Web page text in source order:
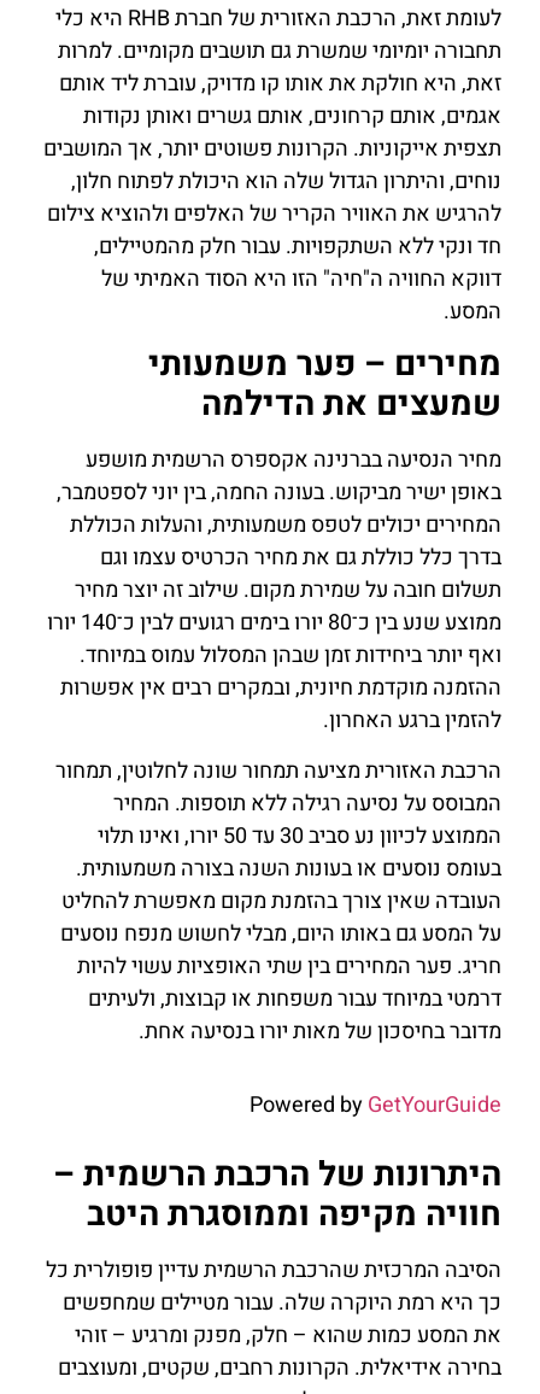
לעומת זאת, הרכבת האזורית של חברת RHB היא כלי
תחבורה יומיומי שמשרת גם תושבים מקומיים. למרות
זאת, היא חולקת את אותו קו מדויק, עוברת ליד אותם
אגמים, אותם קרחונים, אותם גשרים ואותן נקודות
תצפית אייקוניות. הקרונות פשוטים יותר, אך המושבים
נוחים, והיתרון הגדול שלה הוא היכולת לפתוח חלון,
להרגיש את האוויר הקריר של האלפים ולהוציא צילום
חד ונקי ללא השתקפויות. עבור חלק מהמטיילים,
דווקא החוויה ה"חיה" הזו היא הסוד האמיתי של
המסע.
מחירים – פער משמעותי
שמעצים את הדילמה
מחיר הנסיעה בברנינה אקספרס הרשמית מושפע
באופן ישיר מביקוש. בעונה החמה, בין יוני לספטמבר,
המחירים יכולים לטפס משמעותית, והעלות הכוללת
בדרך כלל כוללת גם את מחיר הכרטיס עצמו וגם
תשלום חובה על שמירת מקום. שילוב זה יוצר מחיר
ממוצע שנע בין כ־80 יורו בימים רגועים לבין כ־140 יורו
ואף יותר ביחידות זמן שבהן המסלול עמוס במיוחד.
ההזמנה מוקדמת חיונית, ובמקרים רבים אין אפשרות
להזמין ברגע האחרון.
הרכבת האזורית מציעה תמחור שונה לחלוטין, תמחור
המבוסס על נסיעה רגילה ללא תוספות. המחיר
הממוצע לכיוון נע סביב 30 עד 50 יורו, ואינו תלוי
בעומס נוסעים או בעונות השנה בצורה משמעותית.
העובדה שאין צורך בהזמנת מקום מאפשרת להחליט
על המסע גם באותו היום, מבלי לחשוש מנפח נוסעים
חריג. פער המחירים בין שתי האופציות עשוי להיות
דרמטי במיוחד עבור משפחות או קבוצות, ולעיתים
מדובר בחיסכון של מאות יורו בנסיעה אחת.
Powered byGetYourGuide
היתרונות של הרכבת הרשמית –
חוויה מקיפה וממוסגרת היטב
הסיבה המרכזית שהרכבת הרשמית עדיין פופולרית כל
כך היא רמת היוקרה שלה. עבור מטיילים שמחפשים
את המסע כמות שהוא – חלק, מפנק ומרגיע – זוהי
בחירה אידיאלית. הקרונות רחבים, שקטים, ומעוצבים